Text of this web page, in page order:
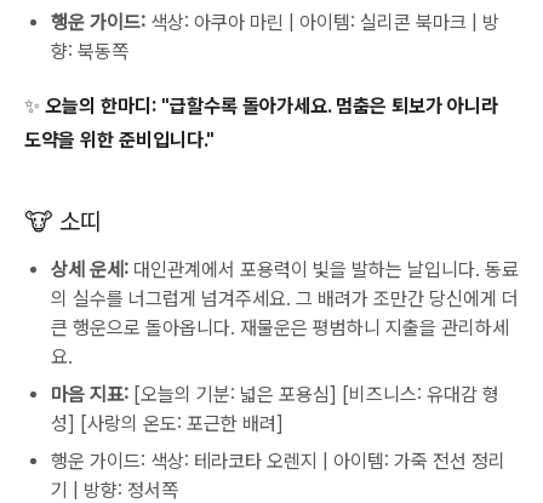
행운 가이드: 색상: 아쿠아 마린 | 아이템: 실리콘 북마크 | 방
향: 북동쪽
✨ 오늘의 한마디: "급할수록 돌아가세요. 멈춤은 퇴보가 아니라
도약을 위한 준비입니다."
🐮 소띠
상세 운세: 대인관계에서 포용력이 빛을 발하는 날입니다. 동료
의 실수를 너그럽게 넘겨주세요. 그 배려가 조만간 당신에게 더
큰 행운으로 돌아옵니다. 재물운은 평범하니 지출을 관리하세
요.
마음 지표: [오늘의 기분: 넓은 포용심] [비즈니스: 유대감 형
성] [사랑의 온도: 포근한 배려]
행운 가이드: 색상: 테라코타 오렌지 | 아이템: 가죽 전선 정리
기 | 방향: 정서쪽